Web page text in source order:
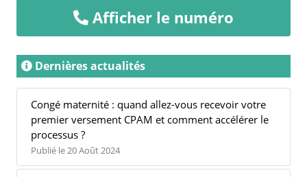
Afficher le numéro
Dernières actualités
Congé maternité : quand allez-vous recevoir votre
premier versement CPAM et comment accélérer le
processus ?
Publié le 20 Août 2024